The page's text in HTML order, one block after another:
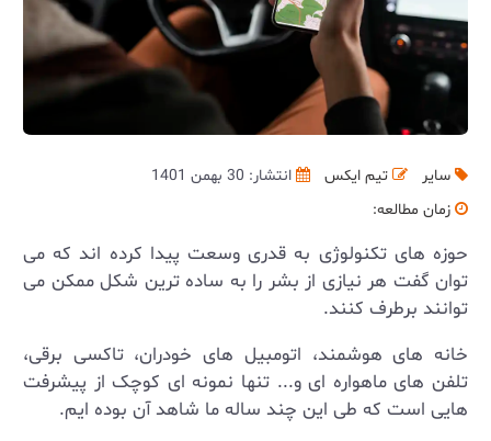
سایر تیم ایکس
انتشار: 30 بهمن 1401
زمان مطالعه:
حوزه های تکنولوژی به قدری وسعت پیدا کرده اند که می
توان گفت هر نیازی از بشر را به ساده ترین شکل ممکن می
توانند برطرف کنند.
خانه های هوشمند، اتومبیل های خودران، تاکسی برقی،
تلفن های ماهواره ای و... تنها نمونه ای کوچک از پیشرفت
هایی است که طی این چند ساله ما شاهد آن بوده ایم.